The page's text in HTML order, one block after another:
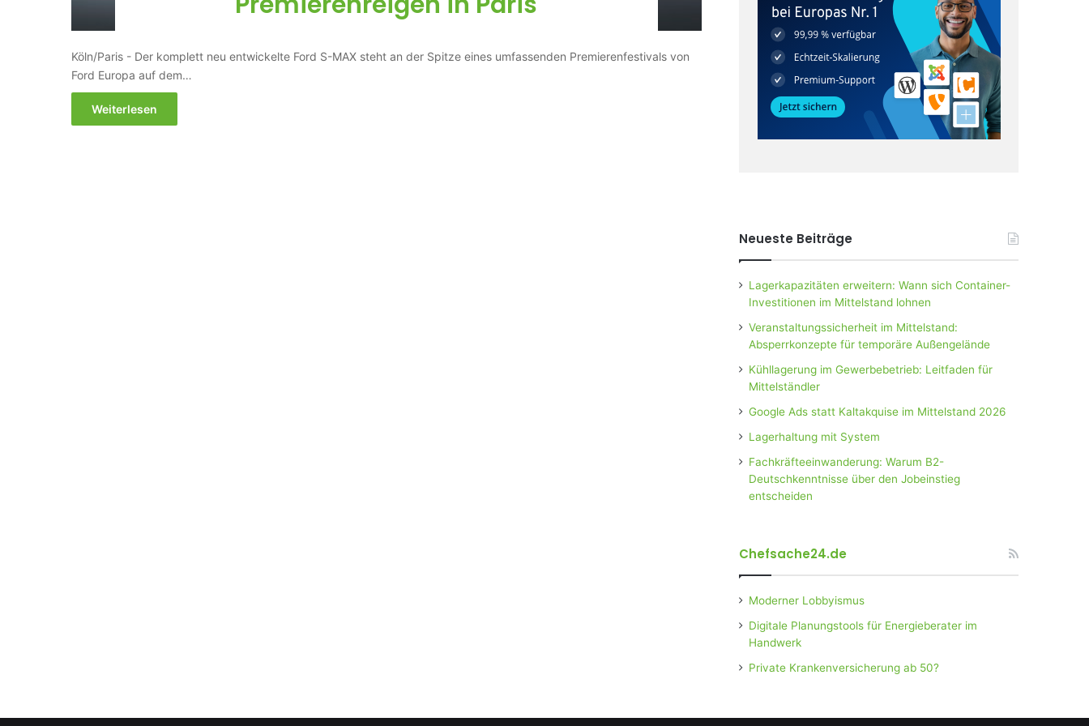
Köln/Paris - Der komplett neu entwickelte Ford S-MAX steht an der Spitze eines umfassenden Premierenfestivals von
Ford Europa auf dem…
Weiterlesen
Neueste Beiträge
Lagerkapazitäten erweitern: Wann sich Container-
Investitionen im Mittelstand lohnen
Veranstaltungssicherheit im Mittelstand:
Absperrkonzepte für temporäre Außengelände
Kühllagerung im Gewerbebetrieb: Leitfaden für
Mittelständler
Google Ads statt Kaltakquise im Mittelstand 2026
Lagerhaltung mit System
Fachkräfteeinwanderung: Warum B2-
Deutschkenntnisse über den Jobeinstieg
entscheiden
Chefsache24.de
Moderner Lobbyismus
Digitale Planungstools für Energieberater im
Handwerk
Private Krankenversicherung ab 50?